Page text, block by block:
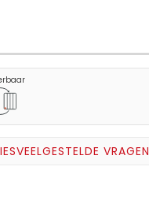
VEELGESTELDE VRAGEN